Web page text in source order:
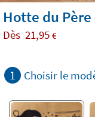
Hotte du Père
Dès 21,95 €
1 Choisir le